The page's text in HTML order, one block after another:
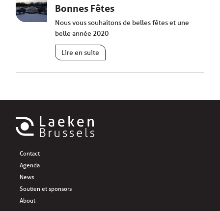
Bonnes Fêtes
Nous vous souhaitons de belles fêtes et une
belle année 2020
Lire en suite
Contact
Agenda
News
Soutien et sponsors
About